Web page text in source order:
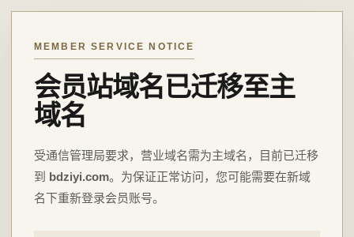
MEMBER SERVICE NOTICE
会员站域名已迁移至主
域名
受通信管理局要求，营业域名需为主域名，目前已迁移
到 bdziyi.com。为保证正常访问，您可能需要在新域
名下重新登录会员账号。